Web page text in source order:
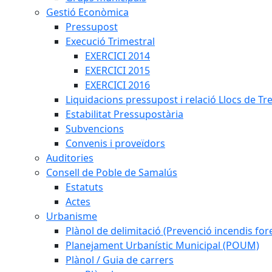
Gestió Econòmica
Pressupost
Execució Trimestral
EXERCICI 2014
EXERCICI 2015
EXERCICI 2016
Liquidacions pressupost i relació Llocs de
Estabilitat Pressupostària
Subvencions
Convenis i proveïdors
Auditories
Consell de Poble de Samalús
Estatuts
Actes
Urbanisme
Plànol de delimitació (Prevenció incendis
Planejament Urbanístic Municipal (POUM)
Plànol / Guia de carrers